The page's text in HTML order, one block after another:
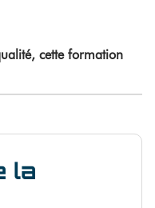
cette formation
la